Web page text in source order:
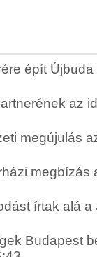
épít
az
megújulás
megbízás
írtak alá
Budapest